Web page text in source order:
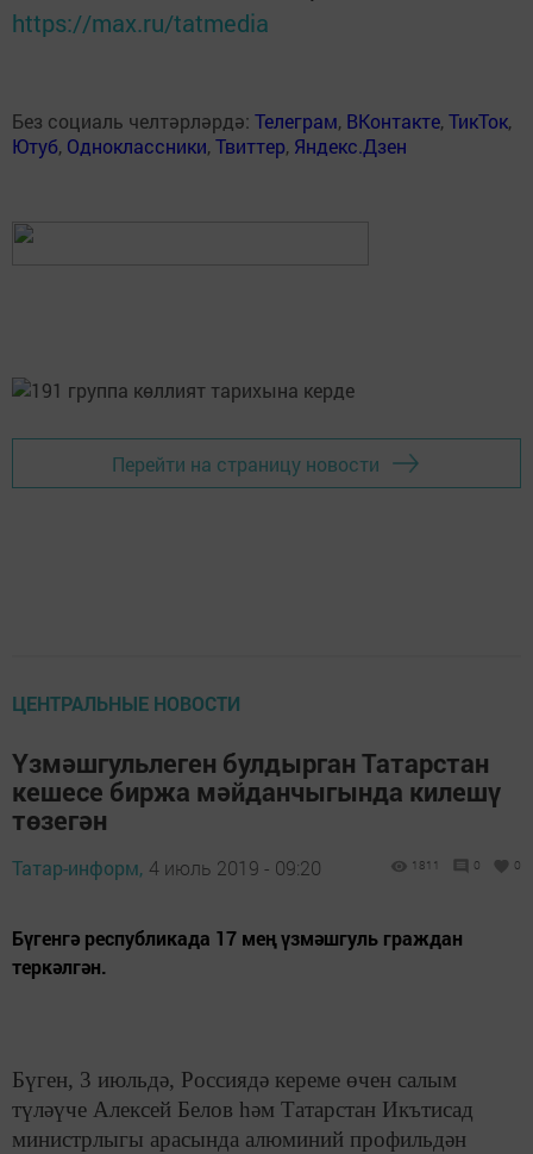
https://max.ru/tatmedia
Без социаль челтәрләрдә: Телеграм, ВКонтакте,ТикТок,
Ютуб, Одноклассники,Твиттер, Яндекс.Дзен
Перейти на страницу новости
ЦЕНТРАЛЬНЫЕ НОВОСТИ
Үзмәшгульлеген булдырган Татарстан
кешесе биржа мәйданчыгында килешү
төзегән
Татар-информ, 4 июль 2019 - 09:20 1811 0 0
Бүгенгә республикада 17 мең үзмәшгуль граждан
теркәлгән.
Бүген, 3 июльдә, Россиядә кереме өчен салым
түләүче Алексей Белов һәм Татарстан Икътисад
министрлыгы арасында алюминий профильдән